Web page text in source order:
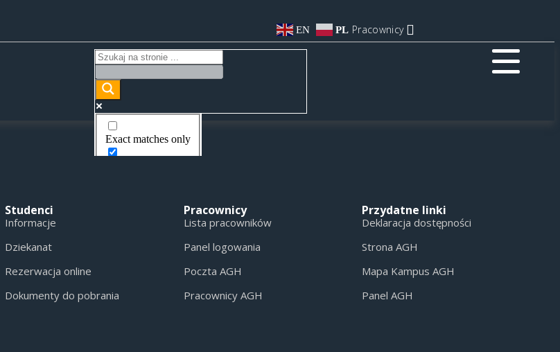
EN PL Pracownicy
Exact matches only
Studenci
Informacje
Dziekanat
Rezerwacja online
Dokumenty do pobrania
Pracownicy
Lista pracowników
Panel logowania
Poczta AGH
Pracownicy AGH
Przydatne linki
Deklaracja dostępności
Strona AGH
Mapa Kampus AGH
Panel AGH